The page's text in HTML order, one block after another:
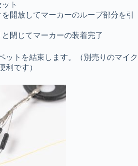
ト
開放してマーカーのループ部分を引
閉じてマーカーの装着完了
ットを結束します。（別売りのマイク
利です）